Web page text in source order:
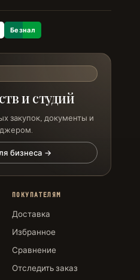
Безнал
и студий
закупок, документы и
бизнеса →
ПОКУПАТЕЛЯМ
Доставка
Избранное
Сравнение
Отследить заказ